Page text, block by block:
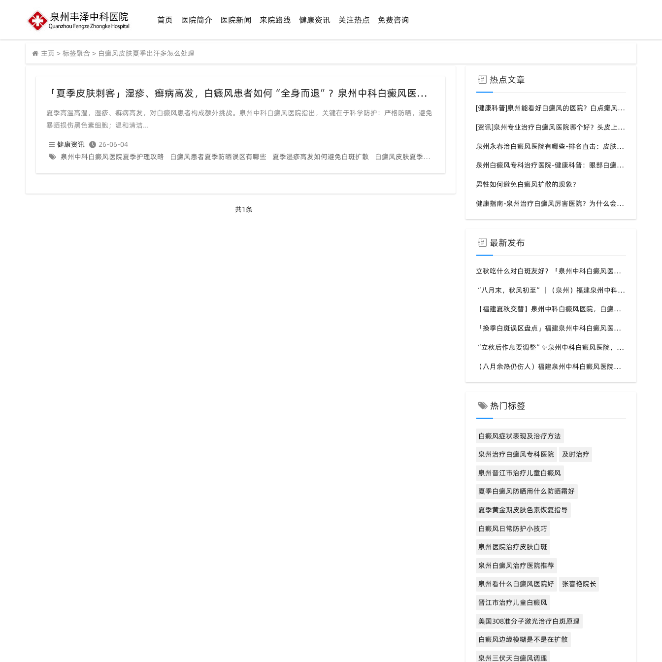
首页 医院简介 医院新闻 来院路线 健康资讯 关注热点 免费咨询
主页 > 标签聚合 > 白癜风皮肤夏季出汗多怎么处理
「夏季皮肤刺客」湿疹、癣病高发，白癜风患者如何“全身而退”？泉州中科白癜风医院支招
夏季高温高湿，湿疹、癣病高发，对白癜风患者构成额外挑战。泉州中科白癜风医院指出，关键在于科学防护：严格防晒，避免
暴晒损伤黑色素细胞；温和清洁...
健康资讯
26-06-04
泉州中科白癜风医院夏季护理攻略
白癜风患者夏季防晒误区有哪些 夏季湿疹高发如何避免白斑扩散 白癜风皮肤夏季出汗多怎么处理
共1条
热点文章
[健康科普]泉州能看好白癜风的医院？白点癫风需要注意什么饮食？
[资讯]泉州专业治疗白癜风医院哪个好？头皮上有一块白色厚厚的头皮？
泉州永春治白癜风医院有哪些-排名直击：皮肤白斑是什么原因导致的？
泉州白癜风专科治疗医院-健康科普：眼部白癜风症状？
男性如何避免白癜风扩散的现象？
健康指南-泉州治疗白癜风厉害医院？为什么会长白斑的原因？
最新发布
立秋吃什么对白斑友好？「泉州中科白癜风医院」福建白癜风患者饮食不要盲目忌口
“八月末，秋风初至”｜（泉州）福建泉州中科白癜风医院，聊聊白癜风换季防护关键点
【福建夏秋交替】泉州中科白癜风医院，白癜风患者，入秋之后洗澡习惯也要多注意
「换季白斑误区盘点」福建泉州中科白癜风医院，白斑消长多变，科学对待才是正道
“立秋后作息要调整”✨泉州中科白癜风医院，白癜风患者，不良作息会影响皮肤状态
（八月余热仍伤人）福建泉州中科白癜风医院，白癜风外出，依旧要做好硬防晒措施
热门标签
白癜风症状表现及治疗方法
泉州治疗白癜风专科医院
及时治疗
泉州晋江市治疗儿童白癜风
夏季白癜风防晒用什么防晒霜好
夏季黄金期皮肤色素恢复指导
白癜风日常防护小技巧
泉州医院治疗皮肤白斑
泉州白癜风治疗医院推荐
泉州看什么白癜风医院好
张喜艳院长
晋江市治疗儿童白癜风
美国308准分子激光治疗白斑原理
白癜风边缘模糊是不是在扩散
泉州三伏天白癜风调理